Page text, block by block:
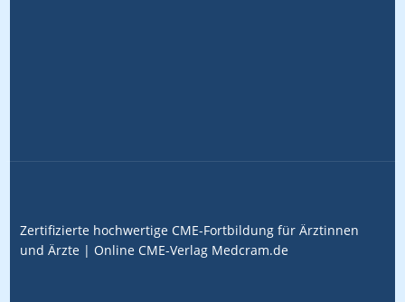
Zertifizierte hochwertige CME-Fortbildung für Ärztinnen
und Ärzte | Online CME-VerlagMedcram.de